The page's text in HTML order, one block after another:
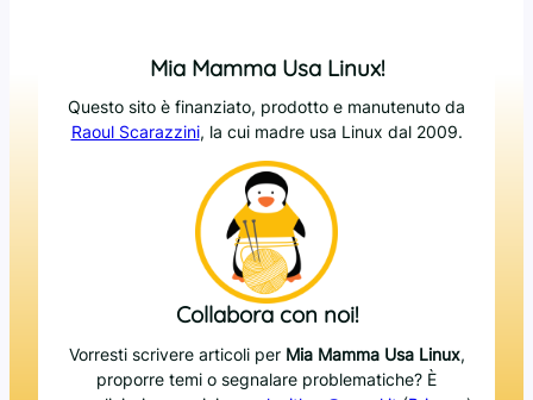
Mia Mamma Usa Linux!
Questo sito è finanziato, prodotto e manutenuto da
Raoul Scarazzini, la cui madre usa Linux dal 2009.
Collabora con noi!
Vorresti scrivere articoli per Mia Mamma Usa Linux,
proporre temi o segnalare problematiche? È